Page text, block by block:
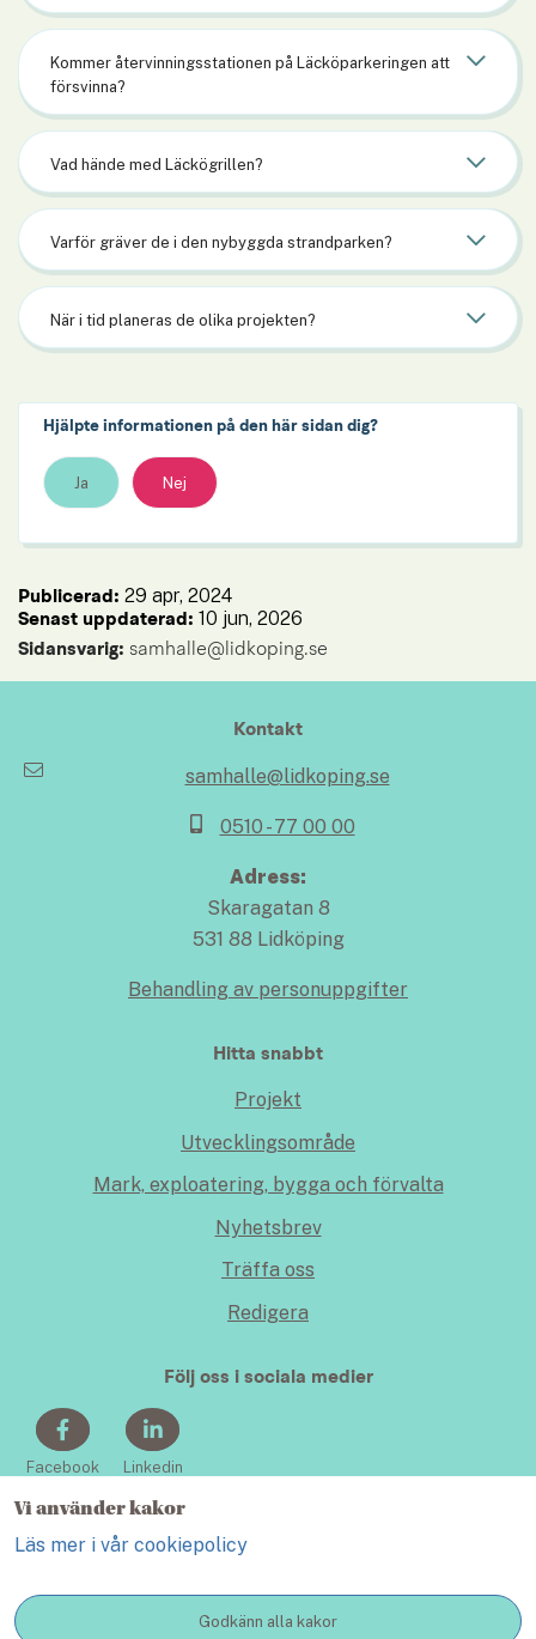
Vi använder kakor
Läs mer i vår cookiepolicy
Godkänn alla kakor
Kommer återvinningsstationen på Läcköparkeringen att
försvinna?
Vad hände med Läckögrillen?
Varför gräver de i den nybyggda strandparken?
När i tid planeras de olika projekten?
Hjälpte informationen på den här sidan dig?
Ja Nej
Publicerad: 29 apr, 2024
Senast uppdaterad: 10 jun, 2026
Sidansvarig: samhalle@lidkoping.se
Kontakt
samhalle@lidkoping.se
0510 - 77 00 00
Adress:
Skaragatan 8
531 88 Lidköping
Behandling av personuppgifter
Hitta snabbt
Projekt
Utvecklingsområde
Mark, exploatering, bygga och förvalta
Nyhetsbrev
Träffa oss
Redigera
Följ oss i sociala medier
Facebook Linkedin